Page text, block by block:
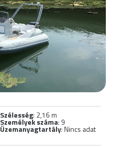
Szélesség: 2,16 m
Személyek száma: 9
Üzemanyagtartály: Nincs adat